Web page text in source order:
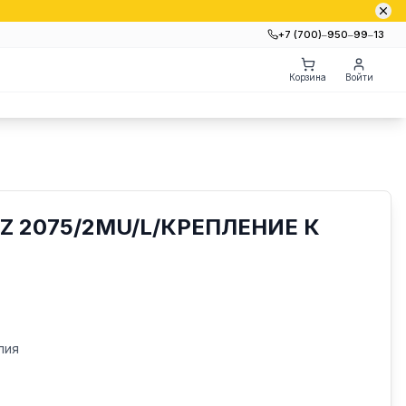
+7 (700)‒950‒99‒13
Корзина Войти
2075/2MU/L/КРЕПЛЕНИЕ К